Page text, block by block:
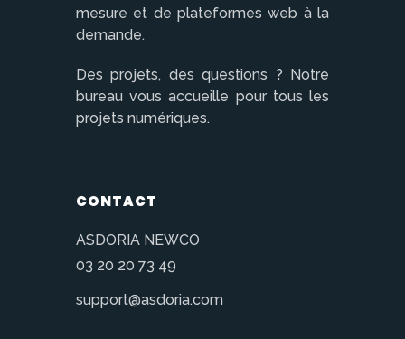
mesure et de plateformes web à la
demande.
Des projets, des questions ? Notre
bureau vous accueille pour tous les
projets numériques.
CONTACT
ASDORIA NEWCO
03 20 20 73 49
support@asdoria.com